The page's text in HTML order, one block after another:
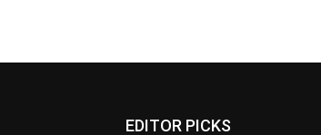
EDITOR PICKS